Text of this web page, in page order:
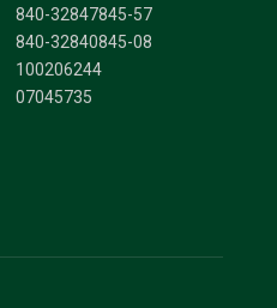
840-32847845-57
840-32840845-08
100206244
07045735